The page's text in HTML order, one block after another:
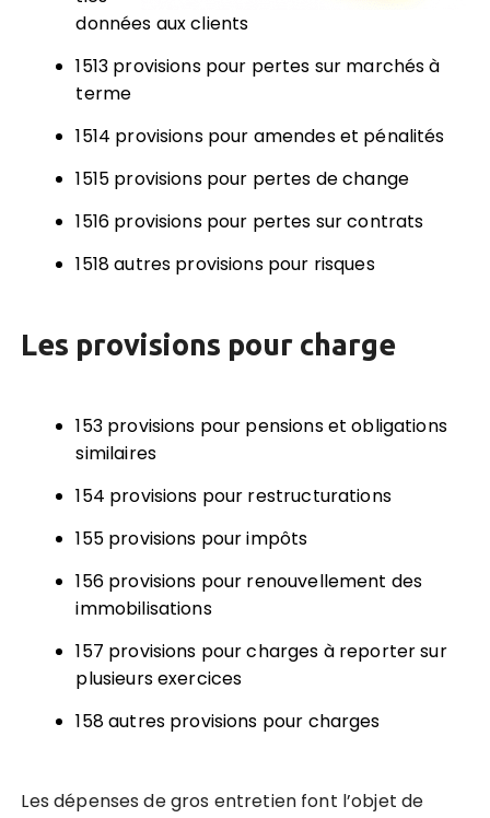
données aux clients
1513 provisions pour pertes sur marchés à
terme
1514 provisions pour amendes et pénalités
1515 provisions pour pertes de change
1516 provisions pour pertes sur contrats
1518 autres provisions pour risques
Les provisions pour charge
153 provisions pour pensions et obligations
similaires
154 provisions pour restructurations
155 provisions pour impôts
156 provisions pour renouvellement des
immobilisations
157 provisions pour charges à reporter sur
plusieurs exercices
158 autres provisions pour charges
Les dépenses de gros entretien font l’objet de